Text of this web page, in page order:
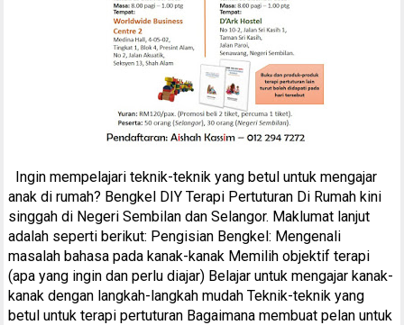
Ingin mempelajari teknik-teknik yang betul untuk mengajar
anak di rumah? Bengkel DIY Terapi Pertuturan Di Rumah kini
singgah di Negeri Sembilan dan Selangor. Maklumat lanjut
adalah seperti berikut: Pengisian Bengkel: Mengenali
masalah bahasa pada kanak-kanak Memilih objektif terapi
(apa yang ingin dan perlu diajar) Belajar untuk mengajar kanak-
kanak dengan langkah-langkah mudah Teknik-teknik yang
betul untuk terapi pertuturan Bagaimana membuat pelan untuk